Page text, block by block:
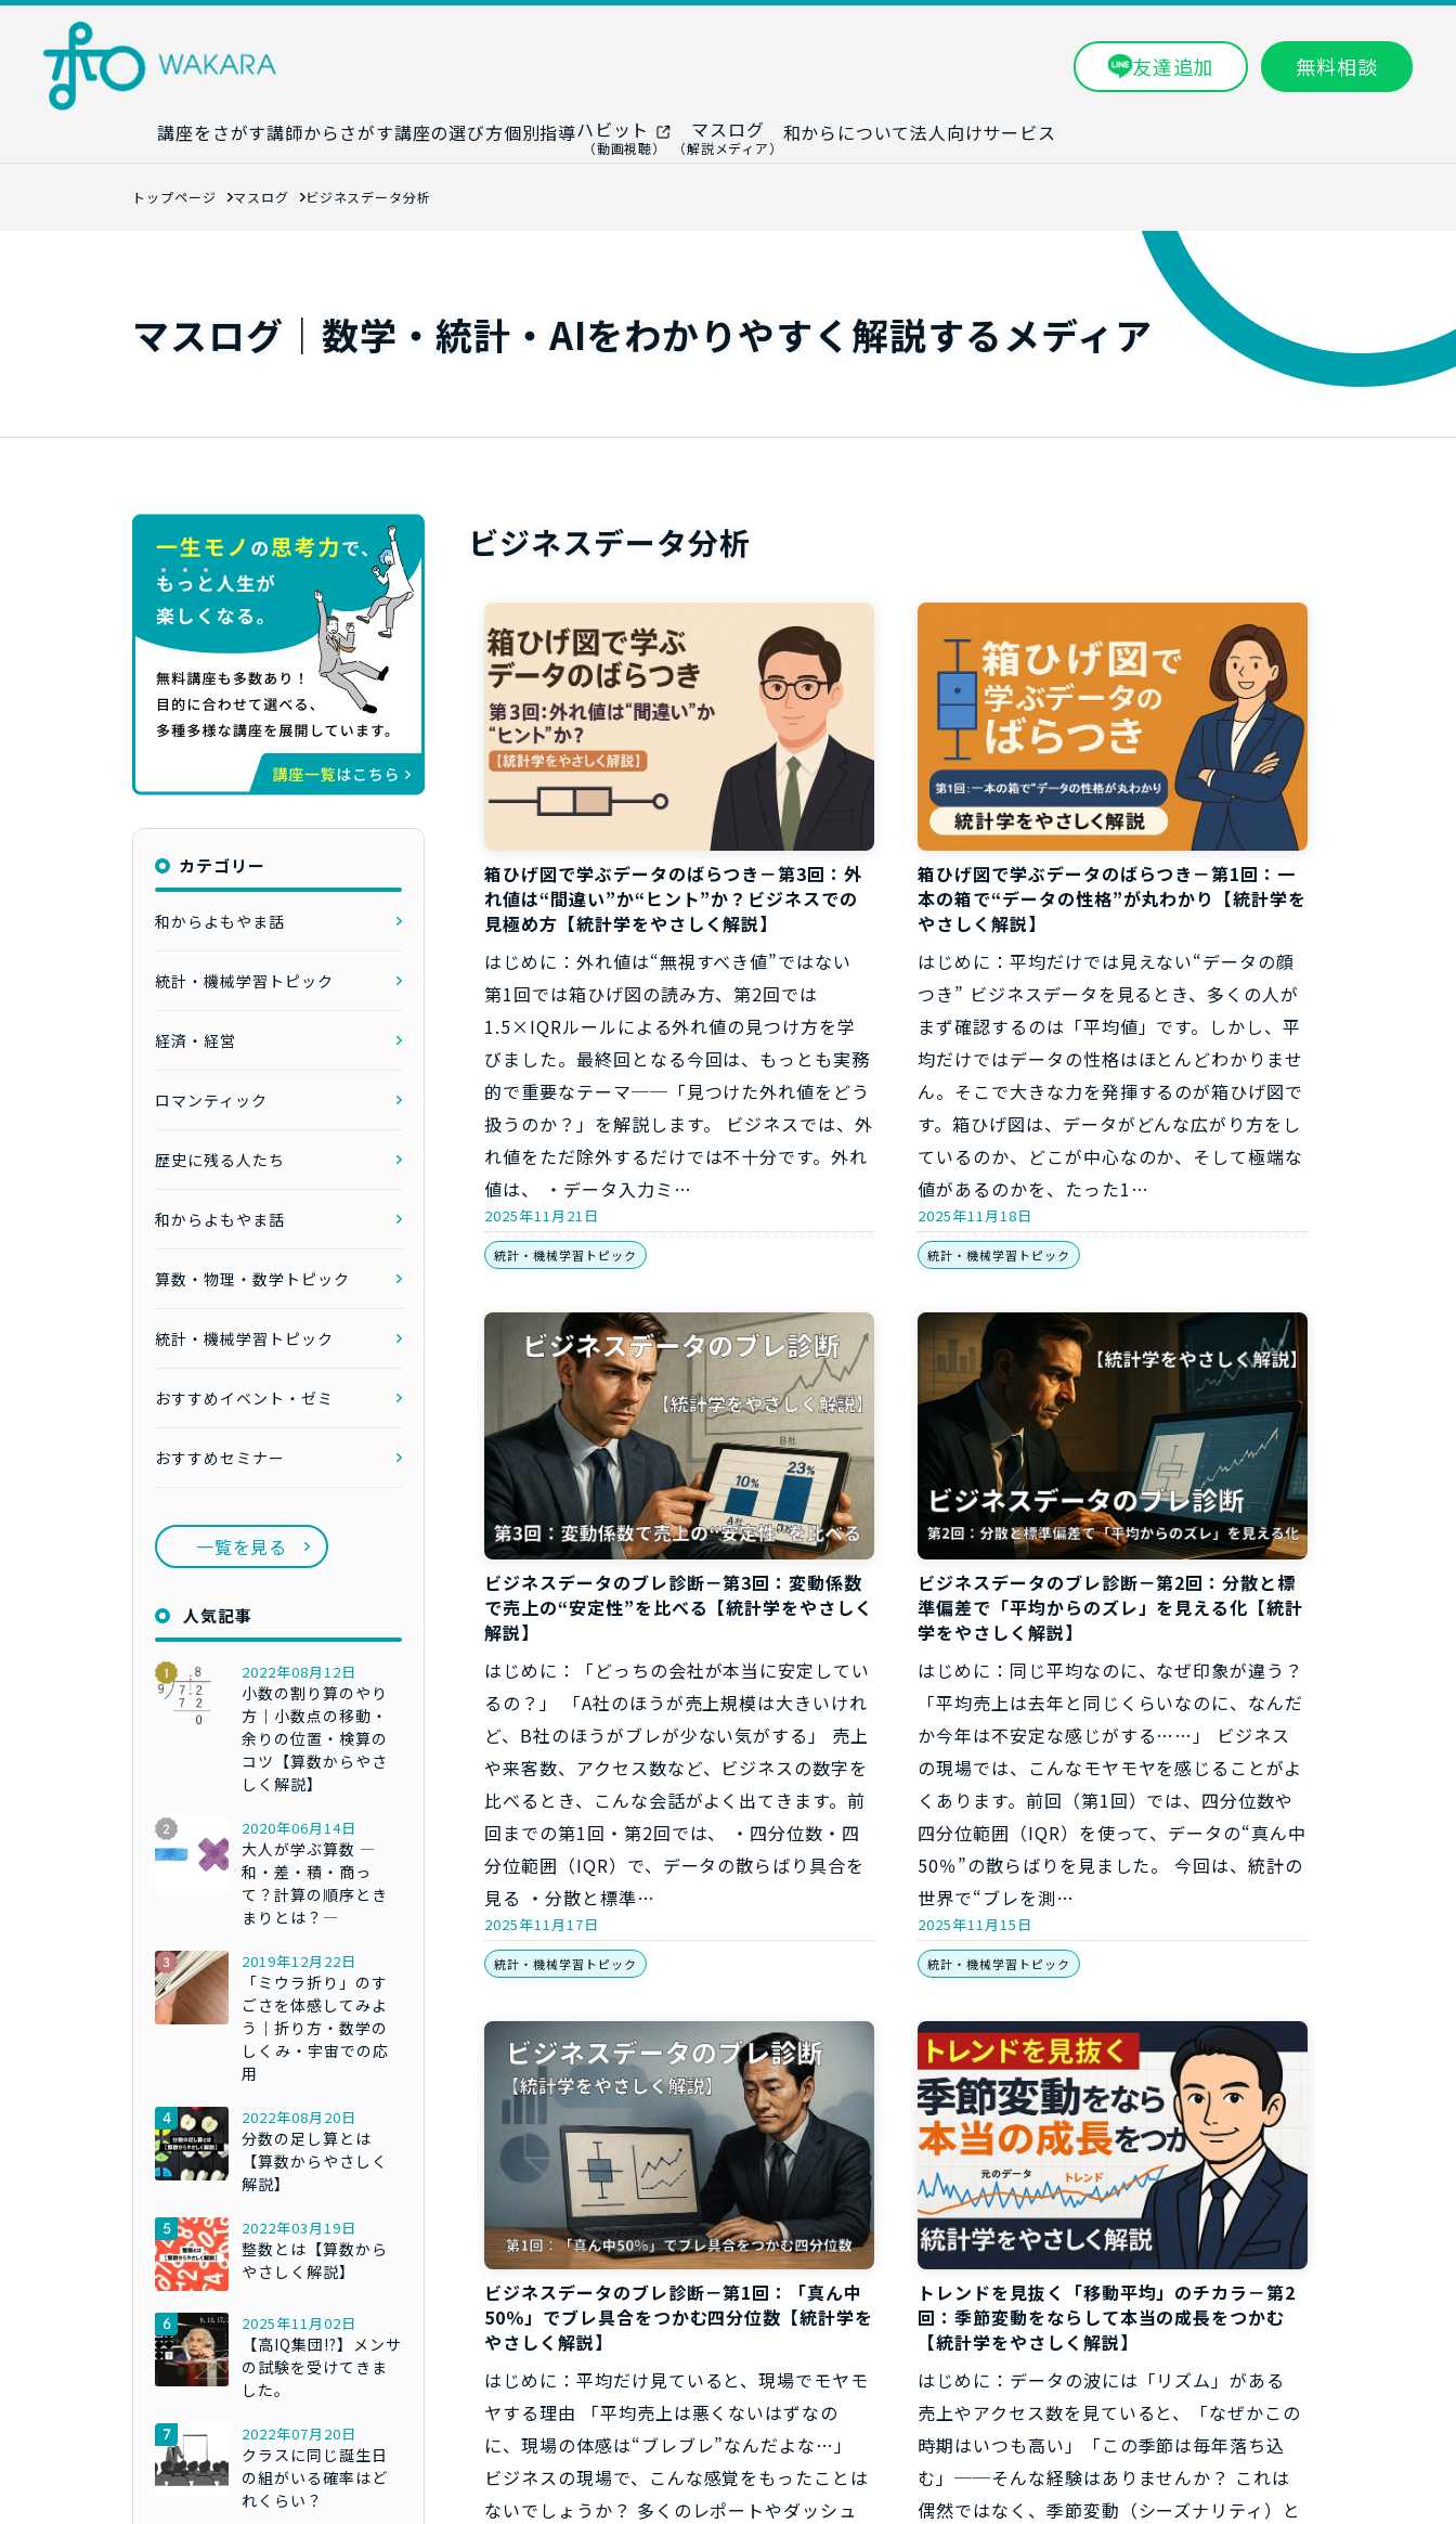
友達追加 無料相談
講座をさがす講師からさがす講座の選び方
講座カレンダー
数学講座マップ
個別指導
和からジュニア
（小・中学生）
ハビット
（動画視聴）
マスログ
（解説メディア）
和からについて法人向けサービス
修
AI顧問サービス
トップページ マスログ ビジネスデータ分析
マスログ｜数学・統計・AIをわかりやすく解説するメディア
ビジネスデータ分析
箱ひげ図で学ぶデータのばらつき－第3回：外
れ値は“間違い”か“ヒント”か？ビジネスでの
見極め方【統計学をやさしく解説】
はじめに：外れ値は“無視すべき値”ではない
第1回では箱ひげ図の読み方、第2回では
1.5×IQRルールによる外れ値の見つけ方を学
びました。最終回となる今回は、もっとも実務
的で重要なテーマ──「見つけた外れ値をどう
扱うのか？」を解説します。 ビジネスでは、外
れ値をただ除外するだけでは不十分です。外れ
値は、 ・データ入力ミ…
2025年11月21日
統計・機械学習トピック
箱ひげ図で学ぶデータのばらつき－第1回：一
本の箱で“データの性格”が丸わかり【統計学を
やさしく解説】
はじめに：平均だけでは見えない“データの顔
つき” ビジネスデータを見るとき、多くの人が
まず確認するのは「平均値」です。しかし、平
均だけではデータの性格はほとんどわかりませ
ん。そこで大きな力を発揮するのが箱ひげ図で
す。箱ひげ図は、データがどんな広がり方をし
ているのか、どこが中心なのか、そして極端な
値があるのかを、たった1…
2025年11月18日
統計・機械学習トピック
ビジネスデータのブレ診断－第3回：変動係数
で売上の“安定性”を比べる【統計学をやさしく
解説】
はじめに：「どっちの会社が本当に安定してい
るの？」 「A社のほうが売上規模は大きいけれ
ど、B社のほうがブレが少ない気がする」 売上
や来客数、アクセス数など、ビジネスの数字を
比べるとき、こんな会話がよく出てきます。前
回までの第1回・第2回では、 ・四分位数・四
分位範囲（IQR）で、データの散らばり具合を
見る ・分散と標準…
2025年11月17日
統計・機械学習トピック
ビジネスデータのブレ診断－第2回：分散と標
準偏差で「平均からのズレ」を見える化【統計
学をやさしく解説】
はじめに：同じ平均なのに、なぜ印象が違う？
「平均売上は去年と同じくらいなのに、なんだ
か今年は不安定な感じがする……」 ビジネス
の現場では、こんなモヤモヤを感じることがよ
くあります。前回（第1回）では、四分位数や
四分位範囲（IQR）を使って、データの“真ん中
50％”の散らばりを見ました。 今回は、統計の
世界で“ブレを測…
2025年11月15日
統計・機械学習トピック
ビジネスデータのブレ診断－第1回：「真ん中
50％」でブレ具合をつかむ四分位数【統計学を
やさしく解説】
はじめに：平均だけ見ていると、現場でモヤモ
ヤする理由 「平均売上は悪くないはずなの
に、現場の体感は“ブレブレ”なんだよな…」
ビジネスの現場で、こんな感覚をもったことは
ないでしょうか？ 多くのレポートやダッシュ
トレンドを見抜く「移動平均」のチカラ－第2
回：季節変動をならして本当の成長をつかむ
【統計学をやさしく解説】
はじめに：データの波には「リズム」がある
売上やアクセス数を見ていると、「なぜかこの
時期はいつも高い」「この季節は毎年落ち込
む」──そんな経験はありませんか？ これは
偶然ではなく、季節変動（シーズナリティ）と
カテゴリー
和からよもやま話
統計・機械学習トピック
経済・経営
ロマンティック
歴史に残る人たち
和からよもやま話
算数・物理・数学トピック
統計・機械学習トピック
おすすめイベント・ゼミ
おすすめセミナー
一覧を見る
人気記事
2022年08月12日
小数の割り算のやり
方｜小数点の移動・
余りの位置・検算の
コツ【算数からやさ
しく解説】
2020年06月14日
大人が学ぶ算数 ―
和・差・積・商っ
て？計算の順序とき
まりとは？―
2019年12月22日
「ミウラ折り」のす
ごさを体感してみよ
う｜折り方・数学の
しくみ・宇宙での応
用
2022年08月20日
分数の足し算とは
【算数からやさしく
解説】
2022年03月19日
整数とは【算数から
やさしく解説】
2025年11月02日
【高IQ集団!?】メンサ
の試験を受けてきま
した。
2022年07月20日
クラスに同じ誕生日
の組がいる確率はど
れくらい？